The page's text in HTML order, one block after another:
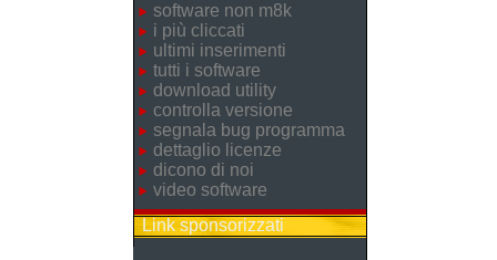
software non m8k
i più cliccati
ultimi inserimenti
tutti i software
download utility
controlla versione
segnala bug programma
dettaglio licenze
dicono di noi
video software
Link sponsorizzati